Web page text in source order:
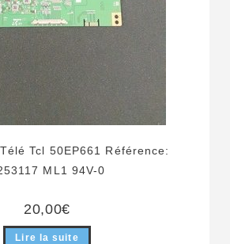
Tcl 50EP661 Référence:
ML1 94V-0
20,00€
Lire la suite